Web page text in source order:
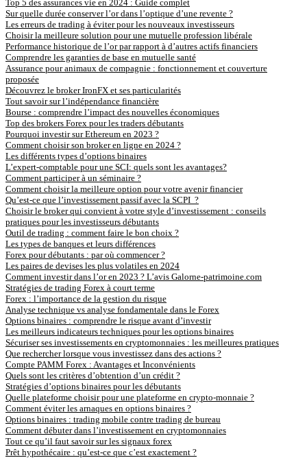
Top 5 des assurances vie en 2024 : Guide complet
Sur quelle durée conserver l’or dans l’optique d’une revente ?
Les erreurs de trading à éviter pour les nouveaux investisseurs
Choisir la meilleure solution pour une mutuelle profession libérale
Performance historique de l’or par rapport à d’autres actifs financiers
Comprendre les garanties de base en mutuelle santé
Assurance pour animaux de compagnie : fonctionnement et couverture
proposée
Découvrez le broker IronFX et ses particularités
Tout savoir sur l’indépendance financière
Bourse : comprendre l’impact des nouvelles économiques
Top des brokers Forex pour les traders débutants
Pourquoi investir sur Ethereum en 2023 ?
Comment choisir son broker en ligne en 2024 ?
Les différents types d’options binaires
L’expert-comptable pour une SCI: quels sont les avantages?
Comment participer à un séminaire ?
Comment choisir la meilleure option pour votre avenir financier
Qu’est-ce que l’investissement passif avec la SCPI ?
Choisir le broker qui convient à votre style d’investissement : conseils
pratiques pour les investisseurs débutants
Outil de trading : comment faire le bon choix ?
Les types de banques et leurs différences
Forex pour débutants : par où commencer ?
Les paires de devises les plus volatiles en 2024
Comment investir dans l’or en 2023 ? L’avis Galorne-patrimoine.com
Stratégies de trading Forex à court terme
Forex : l’importance de la gestion du risque
Analyse technique vs analyse fondamentale dans le Forex
Options binaires : comprendre le risque avant d’investir
Les meilleurs indicateurs techniques pour les options binaires
Sécuriser ses investissements en cryptomonnaies : les meilleures pratiques
Que rechercher lorsque vous investissez dans des actions ?
Compte PAMM Forex : Avantages et Inconvénients
Quels sont les critères d’obtention d’un crédit ?
Stratégies d’options binaires pour les débutants
Quelle plateforme choisir pour une plateforme en crypto-monnaie ?
Comment éviter les arnaques en options binaires ?
Options binaires : trading mobile contre trading de bureau
Comment débuter dans l’investissement en cryptomonnaies
Tout ce qu’il faut savoir sur les signaux forex
Prêt hypothécaire : qu’est-ce que c’est exactement ?